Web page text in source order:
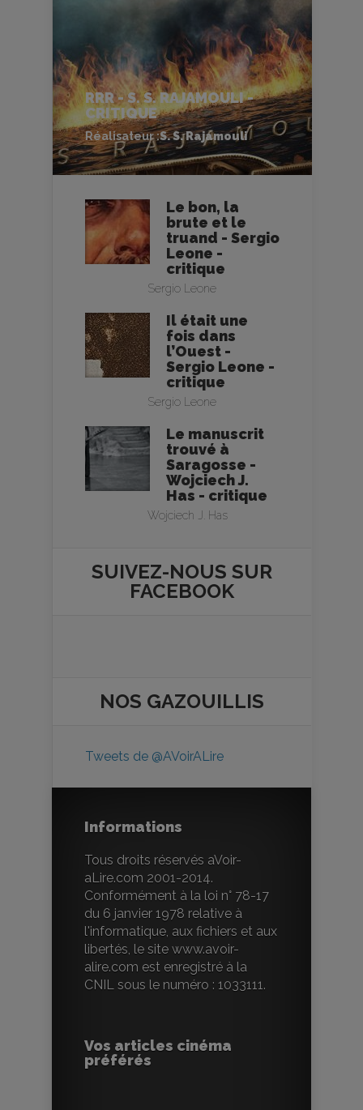
RRR - S. S. RAJAMOULI -
CRITIQUE
Réalisateur :S. S. Rajamouli
Le bon, la
brute et le
truand - Sergio
Leone -
critique
Sergio Leone
Il était une
fois dans
l’Ouest -
Sergio Leone -
critique
Sergio Leone
Le manuscrit
trouvé à
Saragosse -
Wojciech J.
Has - critique
Wojciech J. Has
SUIVEZ-NOUS SUR
FACEBOOK
NOS GAZOUILLIS
Tweets de @AVoirALire
Informations
Tous droits réservés aVoir-
aLire.com 2001-2014.
Conformément à la loi n° 78-17
du 6 janvier 1978 relative à
l'informatique, aux fichiers et aux
libertés, le site www.avoir-
alire.com est enregistré à la
CNIL sous le numéro : 1033111.
Vos articles cinéma
préférés